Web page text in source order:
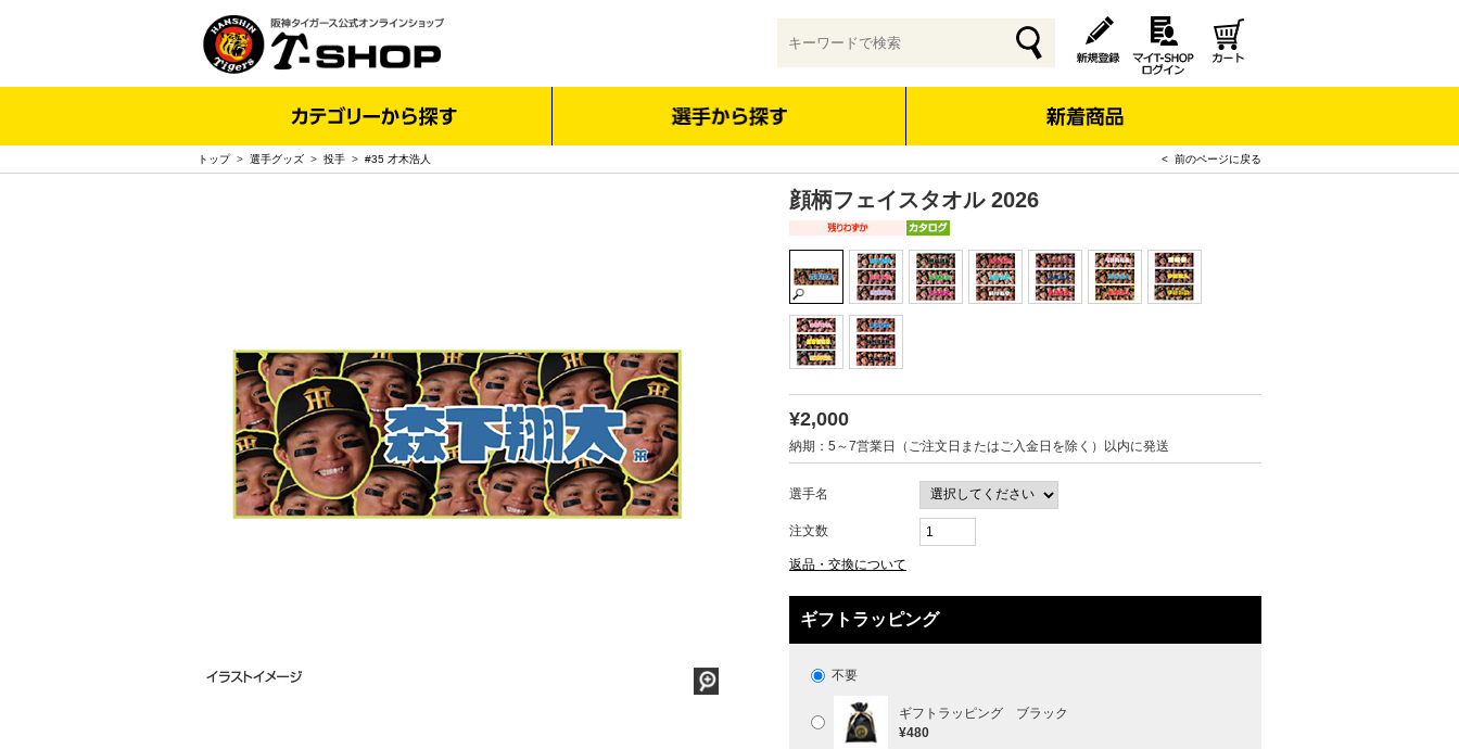
トップ> 選手グッズ > 投手 > #35 才木浩人 < 前のページに戻る
顔柄フェイスタオル 2026
¥2,000
納期：5～7営業日（ご注文日またはご入金日を除く）以内に発送
選手名
注文数
返品・交換について
ギフトラッピング
不要
ギフトラッピング ブラック
¥480